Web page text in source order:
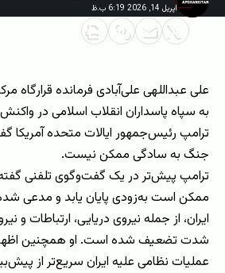
اپریل 14, 2026 6:19 ب.ظ
علی عبداللهی علی‌آبادی فرمانده قرارگاه
به سپاه پاسداران انقلاب اسلامی در واکنش
ترامپ رئیس‌جمهور ایالات متحده آمریکا
جنگ به سادگی ممکن نیست.
ترامپ پیش‌تر در یک گفت‌وگوی تلفنی گفته
ممکن است به‌زودی پایان یابد و مدعی
ایران، از جمله نیروی دریایی، ارتباطات و
شدت تضعیف شده است. او همچنین
عملیات نظامی علیه ایران سریع‌تر از